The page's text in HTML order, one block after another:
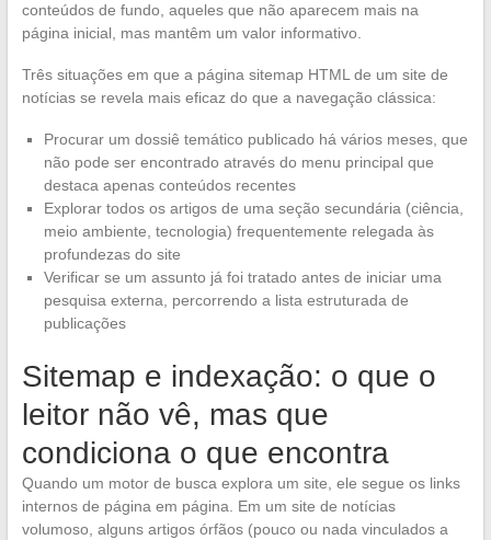
conteúdos de fundo, aqueles que não aparecem mais na
página inicial, mas mantêm um valor informativo.
Três situações em que a página sitemap HTML de um site de
notícias se revela mais eficaz do que a navegação clássica:
Procurar um dossiê temático publicado há vários meses, que
não pode ser encontrado através do menu principal que
destaca apenas conteúdos recentes
Explorar todos os artigos de uma seção secundária (ciência,
meio ambiente, tecnologia) frequentemente relegada às
profundezas do site
Verificar se um assunto já foi tratado antes de iniciar uma
pesquisa externa, percorrendo a lista estruturada de
publicações
Sitemap e indexação: o que o
leitor não vê, mas que
condiciona o que encontra
Quando um motor de busca explora um site, ele segue os links
internos de página em página. Em um site de notícias
volumoso, alguns artigos órfãos (pouco ou nada vinculados a